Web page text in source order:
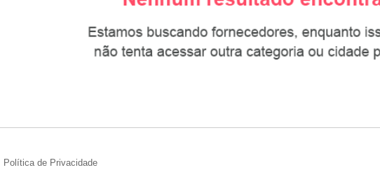
Política de Privacidade